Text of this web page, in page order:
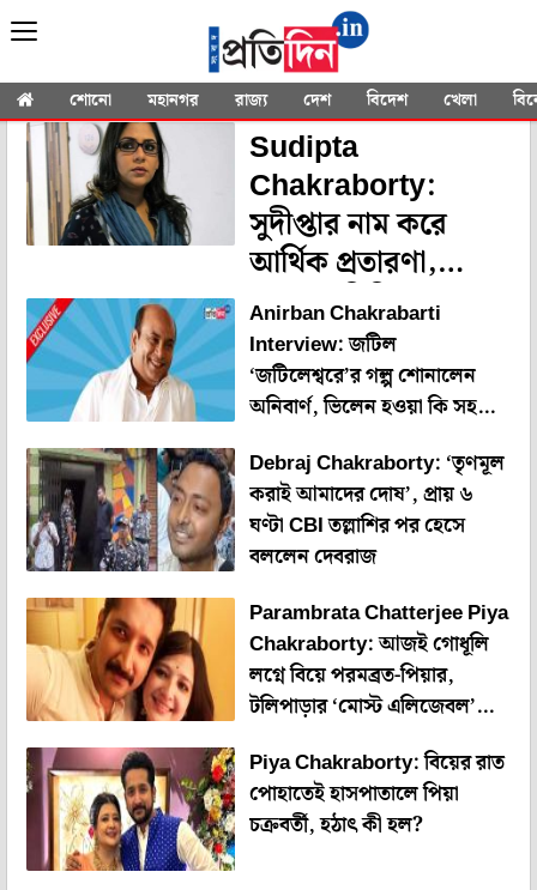
শোনো মহানগর রাজ্য দেশ বিদেশ খেলা
YOU SEARCHED FOR" Ritabhari
Chakraborty"
Sudipta
Chakraborty:
সুদীপ্তার নাম করে
আর্থিক প্রতারণা,
সোশাল মিডিয়ায় গর্জে
উঠলেন অভিনেত্রী
Anirban Chakrabarti
Interview: জটিল
‘জটিলেশ্বরে’র গল্প শোনালেন
অনিবার্ণ, ভিলেন হওয়া কি সহজ
Debraj Chakraborty: ‘তৃণমূল
করাই আমাদের দোষ’, প্রায় ৬
ঘণ্টা CBI তল্লাশির পর হেসে
বললেন দেবরাজ
Parambrata Chatterjee Piya
Chakraborty: আজই গোধূলি
লগ্নে বিয়ে পরমব্রত-পিয়ার,
টলিপাড়ার ‘মোস্ট এলিজেবল’
Piya Chakraborty: বিয়ের রাত
পোহাতেই হাসপাতালে পিয়া
চক্রবর্তী, হঠাৎ কী হল?